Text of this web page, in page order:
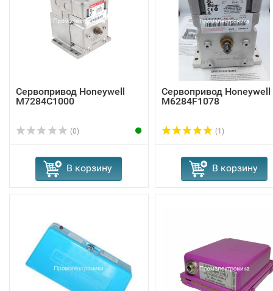
Сервопривод Honeywell
M7284C1000
(0)
В корзину
Сервопривод Honeywell
M6284F1078
(1)
В корзину